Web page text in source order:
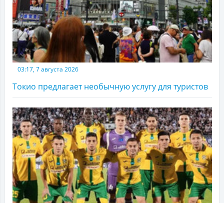
03:17, 7 августа 2026
Токио предлагает необычную услугу для туристов